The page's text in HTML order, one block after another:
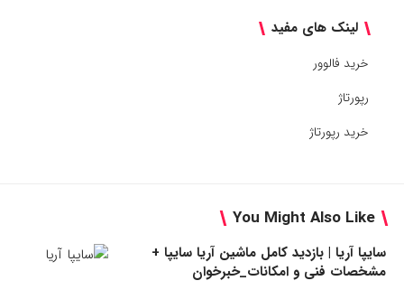
لینک های مفید
خرید فالوور
رپورتاژ
خرید رپورتاژ
You Might Also Like
سایپا آریا | بازدید کامل ماشین آریا سایپا +
مشخصات فنی و امکانات_خبرخوان